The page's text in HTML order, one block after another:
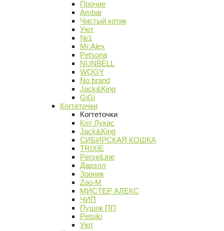
Прочие
Ambar
Чистый котик
Уют
№1
Mr.Alex
Petsona
NUNBELL
WOGY
No brand
Jack&King
GiGi
Когтеточки
Когтеточки
Кот Лукас
Jack&King
СИБИРСКАЯ КОШКА
TRIXIE
PerseiLine
Дарэлл
Зооник
Zoo-M
МИСТЕР АЛЕКС
ЧИП
Пушок ПП
Petsiki
Уют